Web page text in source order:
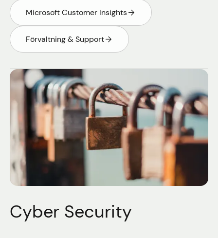
Microsoft Customer Insights
Förvaltning & Support
Cyber Security